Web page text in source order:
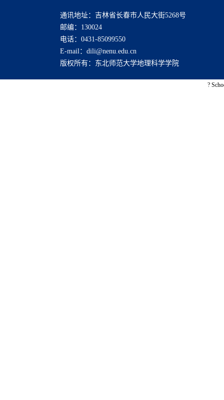
通讯地址：吉林省长春市人民大街5268号
邮编：130024
电话：0431-85099550
E-mail：dili@nenu.edu.cn
版权所有：东北师范大学地理科学学院
?